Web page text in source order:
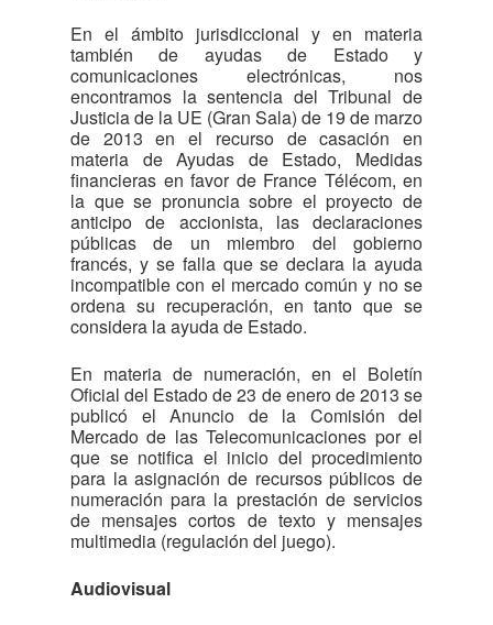
En el ámbito jurisdiccional y en materia
también de ayudas de Estado y
comunicaciones electrónicas, nos
encontramos la sentencia del Tribunal de
Justicia de la UE (Gran Sala) de 19 de marzo
de 2013 en el recurso de casación en
materia de Ayudas de Estado, Medidas
financieras en favor de France Télécom, en
la que se pronuncia sobre el proyecto de
anticipo de accionista, las declaraciones
públicas de un miembro del gobierno
francés, y se falla que se declara la ayuda
incompatible con el mercado común y no se
ordena su recuperación, en tanto que se
considera la ayuda de Estado.
En materia de numeración, en el Boletín
Oficial del Estado de 23 de enero de 2013 se
publicó el Anuncio de la Comisión del
Mercado de las Telecomunicaciones por el
que se notifica el inicio del procedimiento
para la asignación de recursos públicos de
numeración para la prestación de servicios
de mensajes cortos de texto y mensajes
multimedia (regulación del juego).
Audiovisual